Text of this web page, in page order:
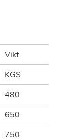
Vikt
KGS
480
650
750